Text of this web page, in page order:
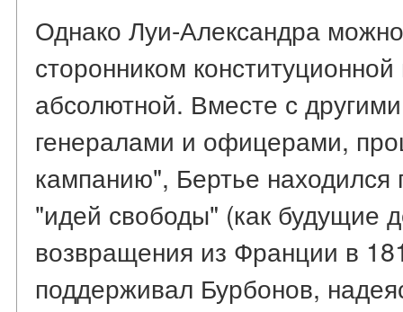
Однако Луи-Александра
сторонником
абсолютной. Вместе с
генералами и офицерами,
кампанию", Бертье
"идей свободы" (как будущие
возвращения из Франции в
поддерживал Бурбонов,